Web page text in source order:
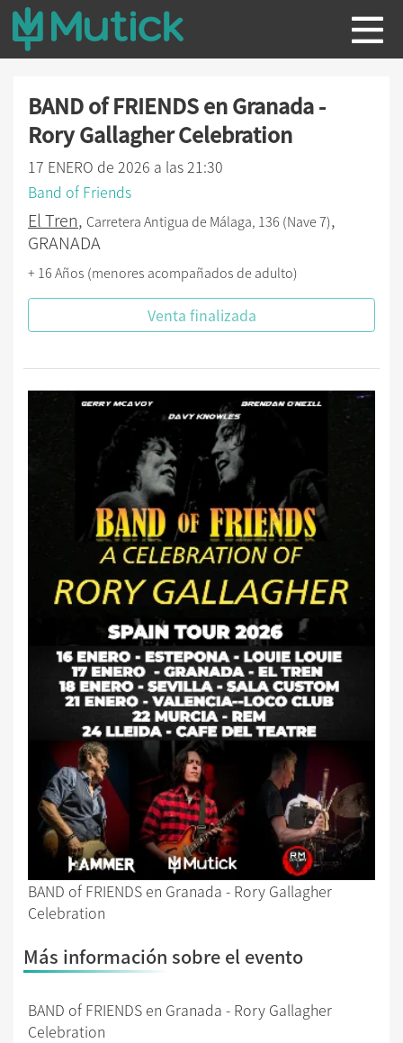
BAND of FRIENDS en Granada -
Rory Gallagher Celebration
17 ENERO de 2026 a las 21:30
Band of Friends
El Tren, Carretera Antigua de Málaga, 136 (Nave 7),
GRANADA
+ 16 Años (menores acompañados de adulto)
Venta finalizada
BAND of FRIENDS en Granada - Rory Gallagher
Celebration
Más información sobre el evento
BAND of FRIENDS en Granada - Rory Gallagher
Celebration